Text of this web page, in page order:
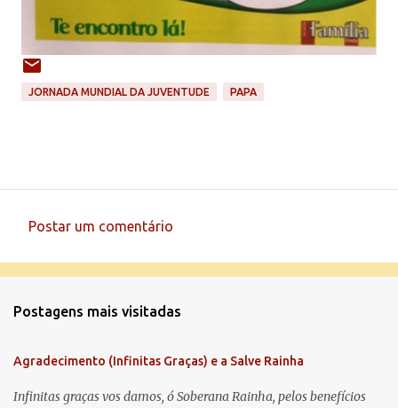
JORNADA MUNDIAL DA JUVENTUDE PAPA
e
t
á
Postar um comentário
Postagens mais visitadas
Agradecimento (Infinitas Graças) e a Salve Rainha
Infinitas graças vos damos, ó Soberana Rainha, pelos benefícios